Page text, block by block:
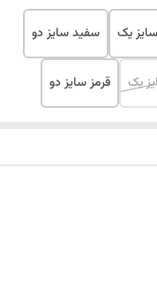
یک سفید سایز دو
یک قرمز سایز دو